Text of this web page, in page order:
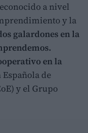
a nivel
y la
galardones en la
en la
de
y el Grupo